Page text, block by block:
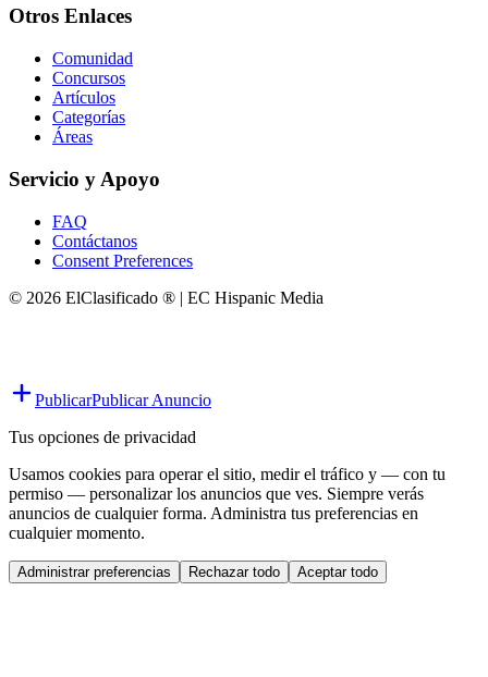
Otros Enlaces
Comunidad
Concursos
Artículos
Categorías
Áreas
Servicio y Apoyo
FAQ
Contáctanos
Consent Preferences
© 2026 ElClasificado ® | EC Hispanic Media
PublicarPublicar Anuncio
Tus opciones de privacidad
Usamos cookies para operar el sitio, medir el tráfico y — con tu
permiso — personalizar los anuncios que ves. Siempre verás
anuncios de cualquier forma. Administra tus preferencias en
cualquier momento.
Administrar preferencias Rechazar todo Aceptar todo